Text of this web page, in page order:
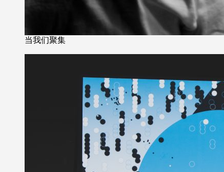
当我们聚集